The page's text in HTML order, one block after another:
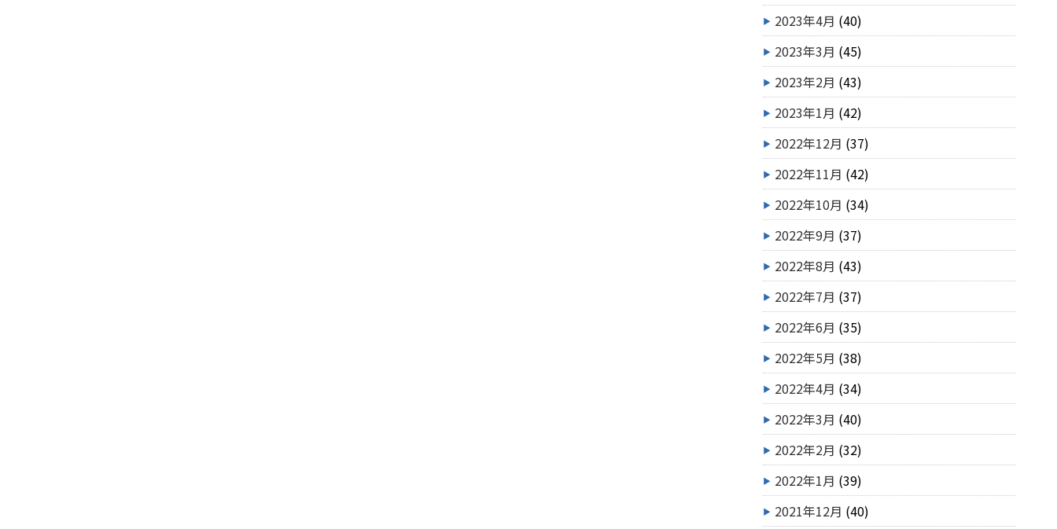
2023年4月 (40)
2023年3月 (45)
2023年2月 (43)
2023年1月 (42)
2022年12月 (37)
2022年11月 (42)
2022年10月 (34)
2022年9月 (37)
2022年8月 (43)
2022年7月 (37)
2022年6月 (35)
2022年5月 (38)
2022年4月 (34)
2022年3月 (40)
2022年2月 (32)
2022年1月 (39)
2021年12月 (40)